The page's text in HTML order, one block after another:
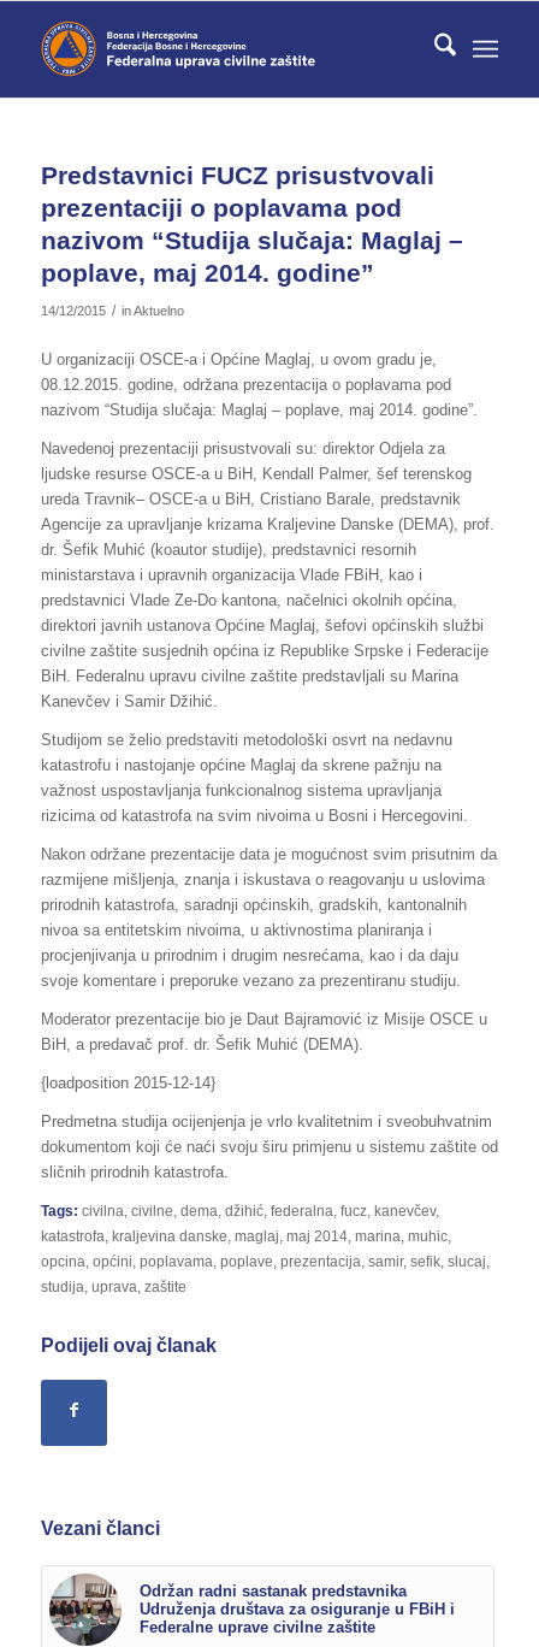
Predstavnici FUCZ prisustvovali
prezentaciji o poplavama pod
nazivom “Studija slučaja: Maglaj –
poplave, maj 2014. godine”
14/12/2015 / inAktuelno
U organizaciji OSCE-a i Općine Maglaj, u ovom gradu je,
08.12.2015. godine, održana prezentacija o poplavama pod
nazivom “Studija slučaja: Maglaj – poplave, maj 2014. godine”.
Navedenoj prezentaciji prisustvovali su: direktor Odjela za
ljudske resurse OSCE-a u BiH, Kendall Palmer, šef terenskog
ureda Travnik– OSCE-a u BiH, Cristiano Barale, predstavnik
Agencije za upravljanje krizama Kraljevine Danske (DEMA), prof.
dr. Šefik Muhić (koautor studije), predstavnici resornih
ministarstava i upravnih organizacija Vlade FBiH, kao i
predstavnici Vlade Ze-Do kantona, načelnici okolnih općina,
direktori javnih ustanova Općine Maglaj, šefovi općinskih službi
civilne zaštite susjednih općina iz Republike Srpske i Federacije
BiH. Federalnu upravu civilne zaštite predstavljali su Marina
Kanevčev i Samir Džihić.
Studijom se želio predstaviti metodološki osvrt na nedavnu
katastrofu i nastojanje općine Maglaj da skrene pažnju na
važnost uspostavljanja funkcionalnog sistema upravljanja
rizicima od katastrofa na svim nivoima u Bosni i Hercegovini.
Nakon održane prezentacije data je mogućnost svim prisutnim da
razmijene mišljenja, znanja i iskustava o reagovanju u uslovima
prirodnih katastrofa, saradnji općinskih, gradskih, kantonalnih
nivoa sa entitetskim nivoima, u aktivnostima planiranja i
procjenjivanja u prirodnim i drugim nesrećama, kao i da daju
svoje komentare i preporuke vezano za prezentiranu studiju.
Moderator prezentacije bio je Daut Bajramović iz Misije OSCE u
BiH, a predavač prof. dr. Šefik Muhić (DEMA).
{loadposition 2015-12-14}
Predmetna studija ocijenjenja je vrlo kvalitetnim i sveobuhvatnim
dokumentom koji će naći svoju širu primjenu u sistemu zaštite od
sličnih prirodnih katastrofa.
Tags: civilna civilne dema džihić, federalna fucz, kanevčev,
katastrofa
kraljevina danske maglaj maj 2014, marina muhic,
opcina općini poplavama poplave prezentacija samir, sefik, slucaj
studija uprava zaštite
Podijeli ovaj članak
Vezani članci
Održan radni sastanak predstavnika
Udruženja društava za osiguranje u FBiH i
Federalne uprave civilne zaštite